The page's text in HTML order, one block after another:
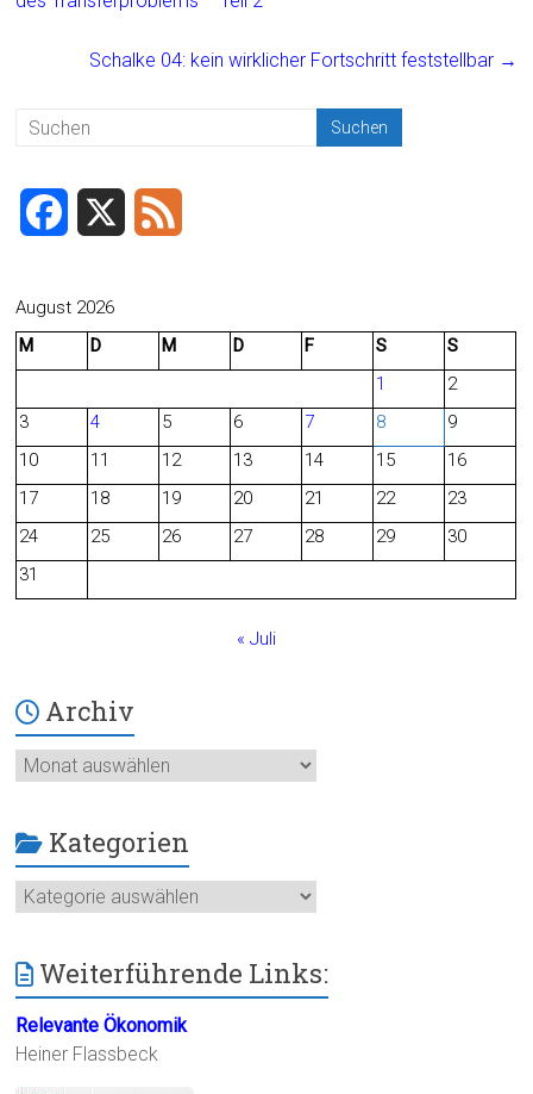
o
Schalke 04: kein wirklicher Fortschritt feststellbar →
c
b
o
August 2026
M
D M D F S
S
1
2
3
4 5 6 7 8
9
10
11 12 13 14 15
16
17
18 19 20 21 22
23
24
25 26 27 28 29
30
31
« Juli
Archiv
Archiv
Kategorien
Kategorien
Weiterführende Links:
Relevante Ökonomik
Heiner Flassbeck